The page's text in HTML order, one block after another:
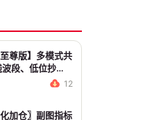
至尊版】多模式共
段、低位抄
行情量身打造 12
加仓〗副图指标